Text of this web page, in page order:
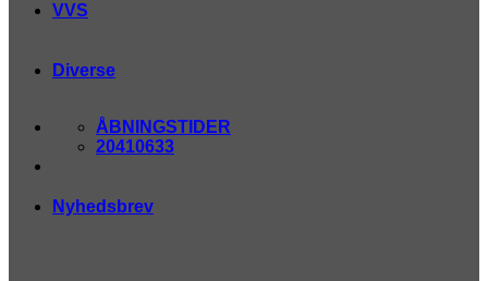
VVS
Diverse
ÅBNINGSTIDER
20410633​
Nyhedsbrev